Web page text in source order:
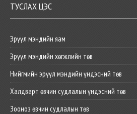
ТУСЛАХ ЦЭС
Эрүүл мэндийн яам
Эрүүл мэндийн хөгжлийн төв
Нийгмийн эрүүл мэндийн үндэсний төв
Халдварт өвчин судлалын үндэсний төв
Зооноз өвчин судлалын төв